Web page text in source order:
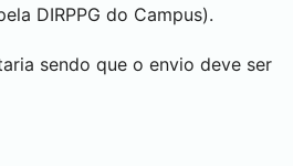
DIRPPG do Campus).
sendo que o envio deve ser